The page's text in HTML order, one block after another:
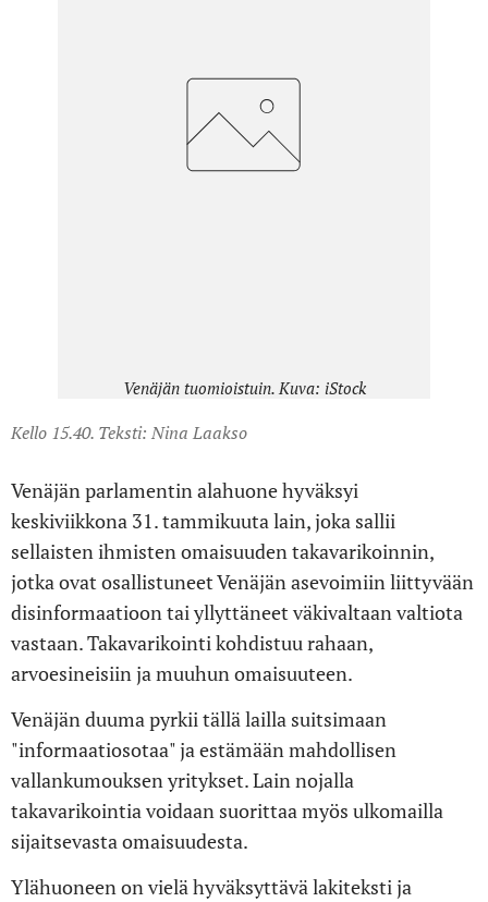
Venäjän tuomioistuin. Kuva: iStock
Kello 15.40. Teksti: Nina Laakso
Venäjän parlamentin alahuone hyväksyi
keskiviikkona 31. tammikuuta lain, joka sallii
sellaisten ihmisten omaisuuden takavarikoinnin,
jotka ovat osallistuneet Venäjän asevoimiin liittyvään
disinformaatioon tai yllyttäneet väkivaltaan valtiota
vastaan. Takavarikointi kohdistuu rahaan,
arvoesineisiin ja muuhun omaisuuteen.
Venäjän duuma pyrkii tällä lailla suitsimaan
"informaatiosotaa" ja estämään mahdollisen
vallankumouksen yritykset. Lain nojalla
takavarikointia voidaan suorittaa myös ulkomailla
sijaitsevasta omaisuudesta.
Ylähuoneen on vielä hyväksyttävä lakiteksti ja